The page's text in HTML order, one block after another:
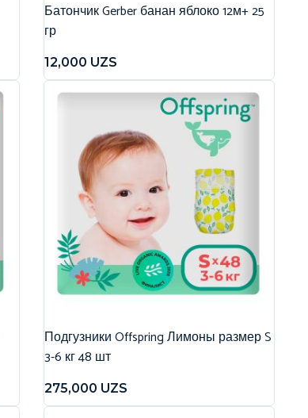
Батончик Gerber банан яблоко 12м+ 25
гр
12,000 UZS
Подгузники Offspring Лимоны размер S
3-6 кг 48 шт
275,000 UZS